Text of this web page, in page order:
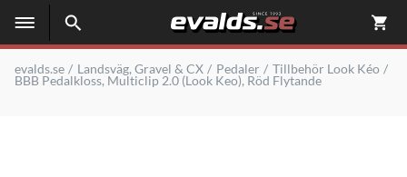
evalds.se Landsväg, Gravel & CX Pedaler
Tillbehör Look Kéo
BBB Pedalkloss, Multiclip 2.0 (Look Keo), Röd Flytande